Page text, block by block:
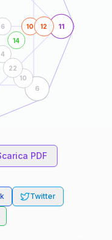
11
6
4
14
10 12
6
10
22
PDF
Twitter